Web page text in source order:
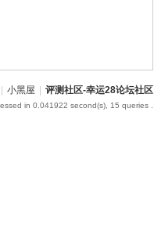
小黑屋 评测社区-幸运28论坛社区
in 0.041922 second(s), 15 queries .